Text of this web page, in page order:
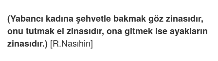
(Yabancı kadına şehvetle bakmak göz zinasıdır,
onu tutmak el zinasıdır, ona gitmek ise ayakların
zinasıdır.) [R.Nasıhin]